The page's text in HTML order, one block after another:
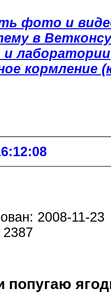
фото и
в
лаборатории
кормление
2008-11-23
попугаю